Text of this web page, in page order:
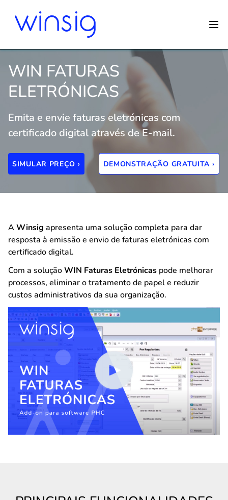
WIN FATURAS
ELETRÓNICAS
Emita e envie faturas eletrónicas com
certificado digital através de E-mail.
SIMULAR PREÇO › DEMONSTRAÇÃO GRATUITA ›
AWinsig apresenta uma solução completa para dar
resposta à emissão e envio de faturas eletrónicas com
certificado digital.
Com a soluçãoWIN Faturas Eletrónicas pode melhorar
processos, eliminar o tratamento de papel e reduzir
custos administrativos da sua organização.